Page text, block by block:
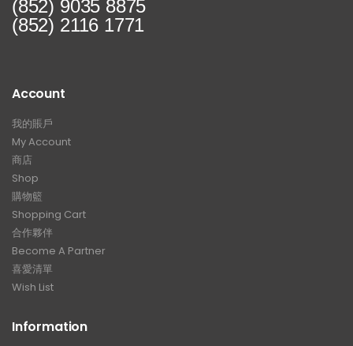
(852) 9035 8875
(852) 2116 1771
Account
我的賬戶
My Account
商店
Shop
購物籃
Shopping Cart
合作夥伴
Become A Partner
喜愛清單
Wish List
Information